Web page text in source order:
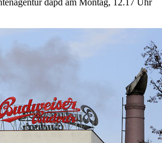
dapd am Montag, 12.17 Uhr